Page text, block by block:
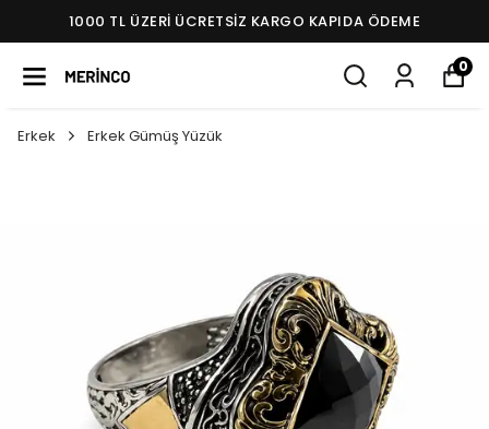
1000 TL ÜZERI ÜCRETSIZ KARGO KAPIDA ÖDEME
0
Erkek Erkek Gümüş Yüzük